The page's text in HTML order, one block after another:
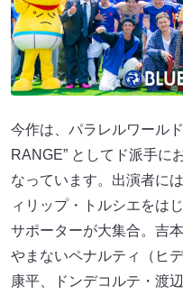
今作は、パラレルワール
RANGE” としてド派手に
なっています。出演者に
ィリップ・トルシエをは
サポーターが大集合。吉
やまないペナルティ（ヒ
康平、ドンデコルテ・渡